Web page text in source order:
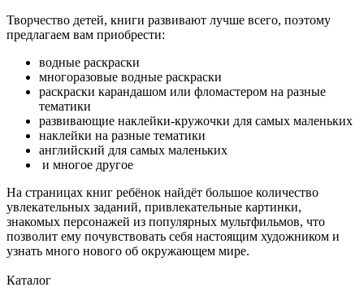
Творчество детей, книги развивают лучше всего, поэтому
предлагаем вам приобрести:
водные раскраски
многоразовые водные раскраски
раскраски карандашом или фломастером на разные
тематики
развивающие наклейки-кружочки для самых маленьких
наклейки на разные тематики
английский для самых маленьких
и многое другое
На страницах книг ребёнок найдёт большое количество
увлекательных заданий, привлекательные картинки,
знакомых персонажей из популярных мультфильмов, что
позволит ему почувствовать себя настоящим художником и
узнать много нового об окружающем мире.
Каталог